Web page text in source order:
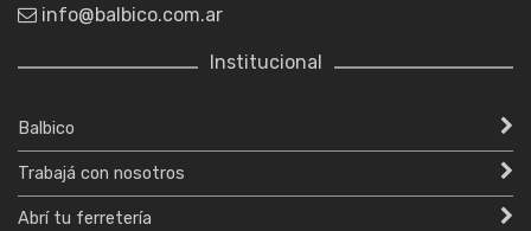
info@balbico.com.ar
Institucional
Balbico
Trabajá con nosotros
Abrí tu ferretería